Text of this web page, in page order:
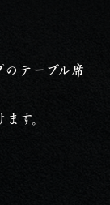
テーブル席
す。